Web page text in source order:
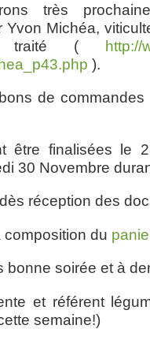
très
Michéa,
traité ( http://
).
de
être finalisées le
30 Novembre
réception des
du
bonne soirée et à
et référent
semaine!)